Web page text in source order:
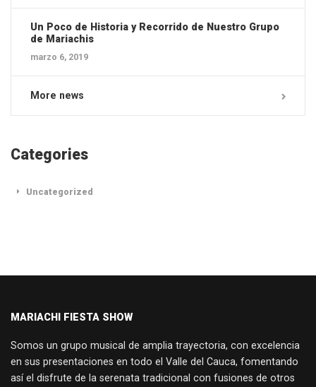
Un Poco de Historia y Recorrido de Nuestro Grupo
de Mariachis
marzo 6, 2019
More news
Categories
Uncategorized
MARIACHI FIESTA SHOW
Somos un grupo musical de amplia trayectoria, con excelencia
en sus presentaciones en todo el Valle del Cauca, fomentando
así el disfrute de la serenata tradicional con fusiones de otros